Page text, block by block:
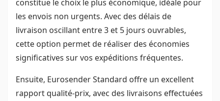
constitue le choix le plus économique, idéale pour
les envois non urgents. Avec des délais de
livraison oscillant entre 3 et 5 jours ouvrables,
cette option permet de réaliser des économies
significatives sur vos expéditions fréquentes.
Ensuite, Eurosender Standard offre un excellent
rapport qualité-prix, avec des livraisons effectuées